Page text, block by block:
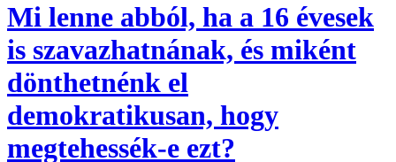
Mi lenne abból, ha a 16 évesek
is szavazhatnának, és miként
dönthetnénk el
demokratikusan, hogy
megtehessék-e ezt?